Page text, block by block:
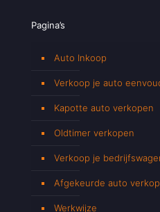
Pagina’s
Auto Inkoop
Verkoop je auto
Kapotte auto verkopen
Oldtimer verkopen
Verkoop je
Afgekeurde auto
Werkwijze